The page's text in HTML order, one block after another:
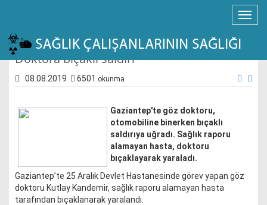
Doktora bıçaklı saldırı
08.08.2019 6501 okunma
Gaziantep'te göz doktoru,
otomobiline binerken bıçaklı
saldırıya uğradı. Sağlık raporu
alamayan hasta, doktoru
bıçaklayarak yaraladı.
Gaziantep’te 25 Aralık Devlet Hastanesinde görev yapan göz
doktoru Kutlay Kandemir, sağlık raporu alamayan hasta
tarafından bıçaklanarak yaralandı.